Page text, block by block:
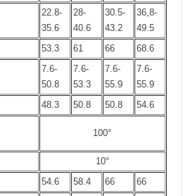
22.8-
35.6
28-
40.6
30.5-
43.2
36,8-
49.5
53.3 61 66 68.6
7.6-
50.8
7.6-
53.3
7.6-
55.9
7.6-
55.9
48.3 50.8 50.8
54.6
100°
10°
54.6 58.4 66
66